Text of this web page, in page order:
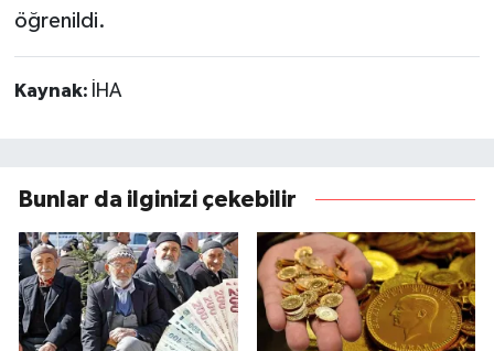
öğrenildi.
Kaynak: İHA
Bunlar da ilginizi çekebilir